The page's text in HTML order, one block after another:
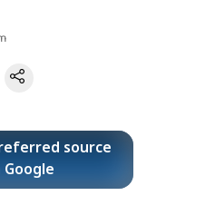
source
Google